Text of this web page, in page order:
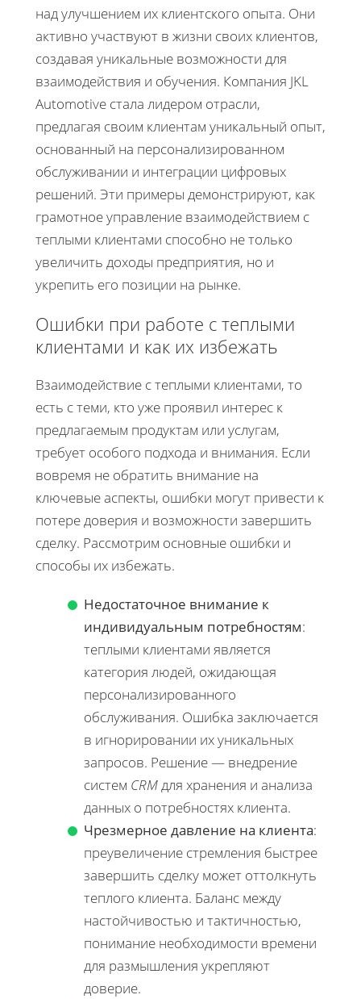
над улучшением их клиентского опыта. Они
активно участвуют в жизни своих клиентов,
создавая уникальные возможности для
взаимодействия и обучения. Компания JKL
Automotive стала лидером отрасли,
предлагая своим клиентам уникальный опыт,
основанный на персонализированном
обслуживании и интеграции цифровых
решений. Эти примеры демонстрируют, как
грамотное управление взаимодействием с
теплыми клиентами способно не только
увеличить доходы предприятия, но и
укрепить его позиции на рынке.
Ошибки при работе с теплыми
клиентами и как их избежать
Взаимодействие с теплыми клиентами, то
есть с теми, кто уже проявил интерес к
предлагаемым продуктам или услугам,
требует особого подхода и внимания. Если
вовремя не обратить внимание на
ключевые аспекты, ошибки могут привести к
потере доверия и возможности завершить
сделку. Рассмотрим основные ошибки и
способы их избежать.
Недостаточное внимание к
индивидуальным потребностям:
теплыми клиентами является
категория людей, ожидающая
персонализированного
обслуживания. Ошибка заключается
в игнорировании их уникальных
запросов. Решение — внедрение
систем CRM для хранения и анализа
данных о потребностях клиента.
Чрезмерное давление на клиента:
преувеличение стремления быстрее
завершить сделку может оттолкнуть
теплого клиента. Баланс между
настойчивостью и тактичностью,
понимание необходимости времени
для размышления укрепляют
доверие.